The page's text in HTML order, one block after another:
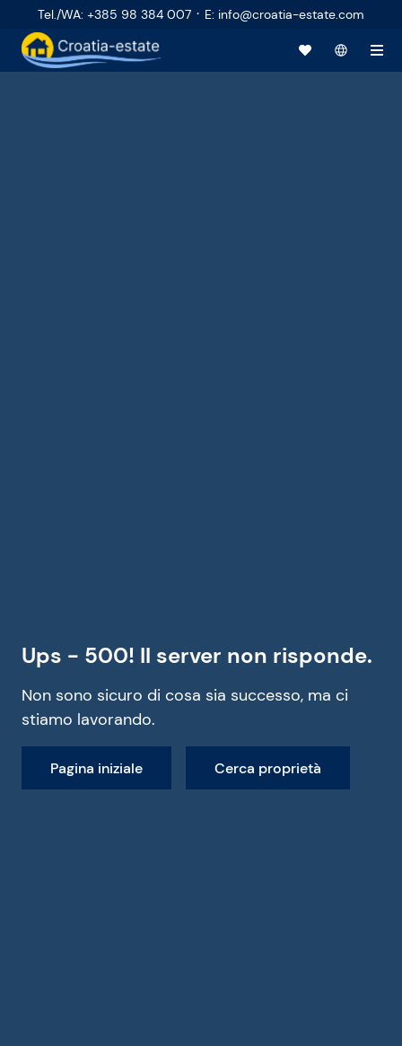
Tel./WA: +385 98 384 007 · E: info@croatia-estate.com
Ups - 500! Il server non risponde.
Non sono sicuro di cosa sia successo, ma ci
stiamo lavorando.
Pagina iniziale Cerca proprietà